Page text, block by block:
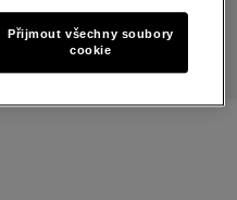
Přijmout všechny soubory
cookie